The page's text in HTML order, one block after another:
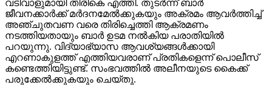
വടിവാളുമായി തിരികെ എത്തി. തുടര്‍ന്ന് ബാര്‍
ജീവനക്കാര്‍ക്ക് മര്‍ദനമേല്‍ക്കുകയും അക്രമം ആവര്‍ത്തിച്ച്
അഞ്ചുതവണ വരെ തിരിച്ചെത്തി ആക്രമണം
നടത്തിയതായും ബാര്‍ ഉടമ നല്‍കിയ പരാതിയില്‍
പറയുന്നു. വിദ്യാഭ്യാസ ആവശ്യങ്ങള്‍ക്കായി
എറണാകുളത്ത് എത്തിയവരാണ് പ്രതികളെന്ന് പൊലീസ്
കണ്ടെത്തിയിട്ടുണ്ട്. സംഭവത്തില്‍ അലീനയുടെ കൈക്ക്
പരുക്കേല്‍ക്കുകയും ചെയ്തു.